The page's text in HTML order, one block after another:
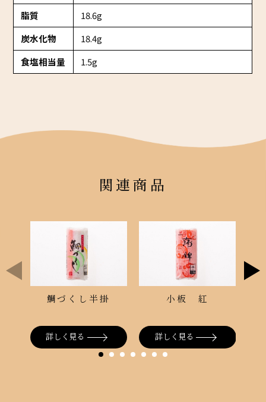
脂質
18.6g
炭水化物
18.4g
食塩相当量
1.5g
関連商品
鯛づくし半掛
詳しく見る
小板 紅
詳しく見る